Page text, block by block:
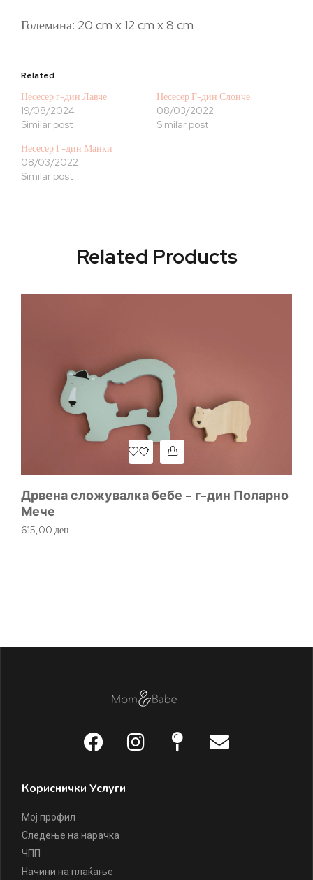
Големина: 20 cm x 12 cm x 8 cm
Related
Несесер г-дин Лавче
19/08/2024
Similar post
Несесер Г-дин Слонче
08/03/2022
Similar post
Несесер Г-дин Манки
08/03/2022
Similar post
Related Products
Дрвена сложувалка бебе – г-дин Поларно
Мече
615,00 ден
Кориснички Услуги
Мој профил
Следење на нарачка
ЧПП
Начини на плаќање